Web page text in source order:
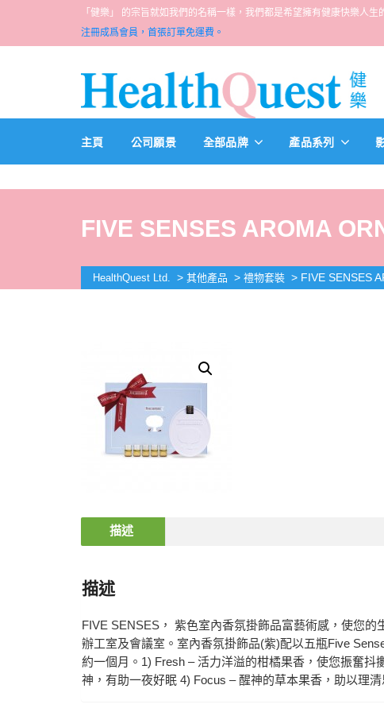
「健樂」 的宗旨就如我們的名稱一樣，我們都是希望擁有健康快樂人
注冊成爲會員，首張訂單免運費。
主頁 公司願景 全部品牌 產品系列
FIVE SENSES AROMA
HealthQuest Ltd. > 其他產品 > 禮物套裝 > FIVE SENSES
描述
描述
FIVE SENSES， 紫色室內香氛掛飾品富藝術感，使您
辦工室及會議室。室內香氛掛飾品(紫)配以五瓶Five
約一個月。1) Fresh – 活力洋溢的柑橘果香，使您振奮
神，有助一夜好眠 4) Focus – 醒神的草本果香，助以理